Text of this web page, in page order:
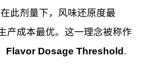
此剂量下，风味还原度最
产成本最优。这一理念被称作
Flavor Dosage Threshold .